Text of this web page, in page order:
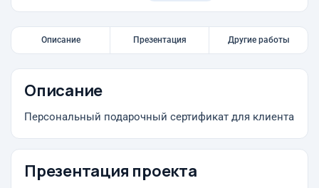
Описание Презентация Другие работы
Описание
Персональный подарочный сертификат для клиента
Презентация проекта